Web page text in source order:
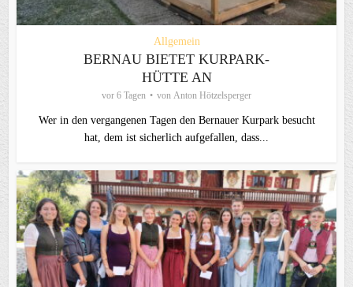
Allgemein
BERNAU BIETET KURPARK-
HÜTTE AN
vor 6 Tagen von Anton Hötzelsperger
Wer in den vergangenen Tagen den Bernauer Kurpark besucht
hat, dem ist sicherlich aufgefallen, dass...